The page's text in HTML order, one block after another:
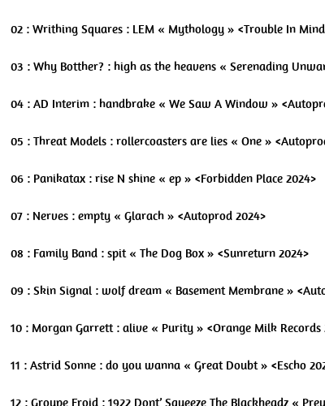
02 : Writhing Squares : LEM « Mythology » <Trouble In
03 : Why Botther? : high as the heavens « Serenading
04 : AD Interim : handbrake « We Saw A Window »
05 : Threat Models : rollercoasters are lies « One »
06 : Panikatax : rise N shine « ep » <Forbidden Place 2024>
07 : Nerves : empty « Glarach » <Autoprod 2024>
08 : Family Band : spit « The Dog Box » <Sunreturn 2024>
09 : Skin Signal : wolf dream « Basement Membrane »
10 : Morgan Garrett : alive « Purity » <Orange Milk Records
11 : Astrid Sonne : do you wanna « Great Doubt » <Escho
12 : Groupe Froid : 1922 Dont’ Squeeze The Blackheadz «